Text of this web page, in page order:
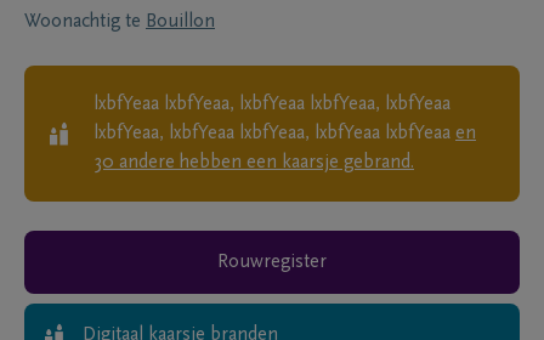
Woonachtig te Bouillon
lxbfYeaa lxbfYeaa, lxbfYeaa lxbfYeaa, lxbfYeaa
lxbfYeaa, lxbfYeaa lxbfYeaa, lxbfYeaa lxbfYeaa en
30 andere hebben een kaarsje gebrand.
Rouwregister
Digitaal kaarsje branden